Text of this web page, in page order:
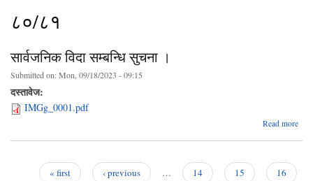
८०/८१
सार्वजनिक विदा सम्बन्धि सुचना ।
Submitted on:Mon, 09/18/2023 - 09:15
दस्तावेज:
IMGg_0001.pdf
Read more
« first ‹ previous … 14 15
16